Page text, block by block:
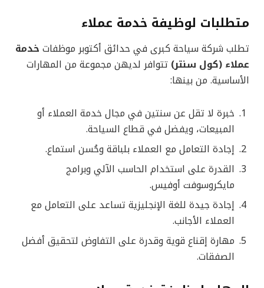
متطلبات لوظيفة خدمة عملاء
تطلب شركة سياحة كبرى في حدائق أكتوبر موظفات خدمة
عملاء (كول سنتر) تتوافر لديهن مجموعة من المهارات
الأساسية. من بينها:
خبرة لا تقل عن سنتين في مجال خدمة العملاء أو
المبيعات، ويفضل في قطاع السياحة.
إجادة التعامل مع العملاء بلباقة وحُسن استماع.
القدرة على استخدام الحاسب الآلي وبرامج
مايكروسوفت أوفيس.
إجادة جيدة للغة الإنجليزية تساعد على التعامل مع
العملاء الأجانب.
مهارة إقناع قوية وقدرة على التفاوض لتحقيق أفضل
الصفقات.